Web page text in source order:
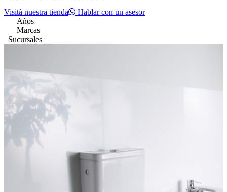
Visitá nuestra tienda
Hablar con un asesor
Años
Marcas
Sucursales